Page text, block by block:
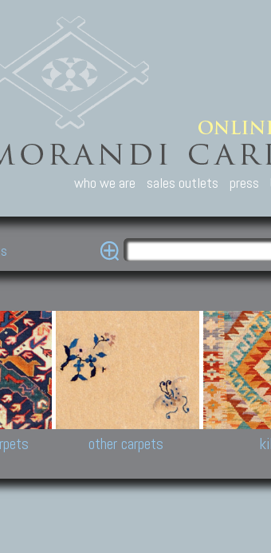
who we are sales outlets press
Zigler,
Pastu,
Caucasian Carpets
Antique Caucasian carpets:
Shirvan, Kuba, Lesghi, Ci-ci.
Kazak and Karabakh rugs
New and old Caucasian
Other
Antique
Old and new
Antique
Turkmen,
carpets.
Other
other carpets